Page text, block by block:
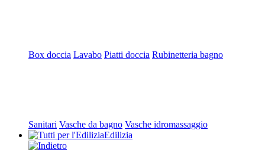
Box doccia Lavabo Piatti doccia Rubinetteria bagno
Sanitari Vasche da bagno Vasche idromassaggio
Edilizia